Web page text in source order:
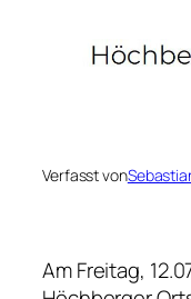
Verfasst von
Am Freitag,